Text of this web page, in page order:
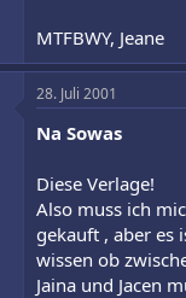
MTFBWY, Jeane
28. Juli 2001
Na Sowas
Diese Verlage!
Also muss ich
gekauft , aber es
wissen ob
Jaina und Jacen